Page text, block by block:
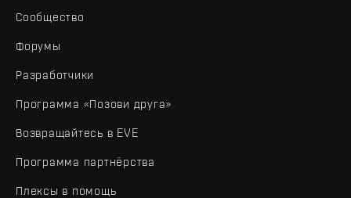
Сообщество
Форумы
Разработчики
Программа «Позови друга»
Возвращайтесь в EVE
Программа партнёрства
Плексы в помощь